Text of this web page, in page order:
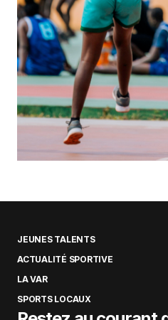
JEUNES TALENTS
ACTUALITÉ SPORTIVE
LA VAR
SPORTS LOCAUX